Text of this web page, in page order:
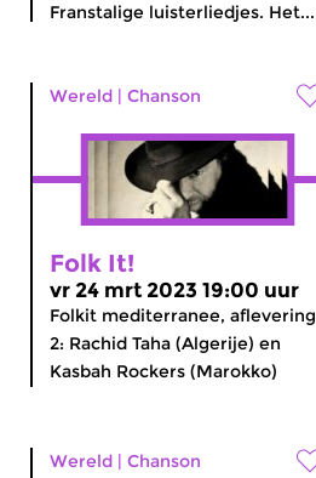
Franstalige luisterliedjes. Het...
Wereld | Chanson
Folk It!
vr 24 mrt 2023 19:00 uur
Folkit mediterranee, aflevering
2: Rachid Taha (Algerije) en
Kasbah Rockers (Marokko)
Wereld | Chanson